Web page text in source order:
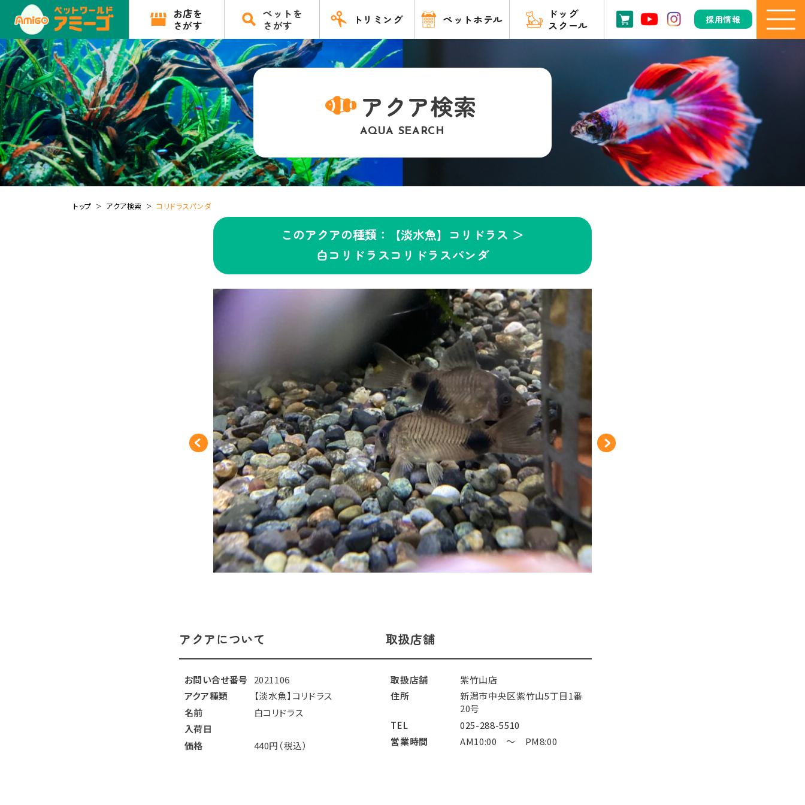
お店を
さがす
ペットを
さがす
トリミング ペットホテル
ドッグ
スクール
採用情報
アクア検索
AQUA SEARCH
トップ アクア検索 コリドラスパンダ
このアクアの種類：【淡水魚】コリドラス ＞
白コリドラスコリドラスパンダ
アクアについて
お問い合せ番号
2021106
アクア種類
【淡水魚】コリドラス
名前
白コリドラス
入荷日
価格
440円（税込）
取扱店舗
取扱店舗
紫竹山店
住所
新潟市中央区紫竹山5丁目1番
20号
TEL
025-288-5510
営業時間
AM10:00 ～ PM8:00